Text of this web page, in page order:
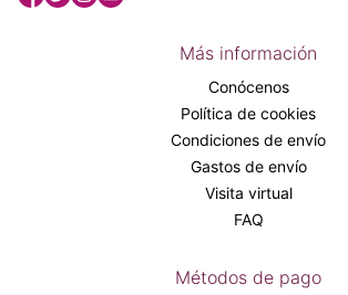
Más información
Conócenos
Política de cookies
Condiciones de envío
Gastos de envío
Visita virtual
FAQ
Métodos de pago